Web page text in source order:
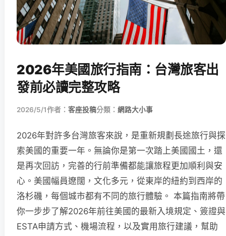
2026年美國旅行指南：台灣旅客出
發前必讀完整攻略
2026/5/1作者： 客座投稿分類： 網路大小事
2026年對許多台灣旅客來說，是重新規劃長途旅行與探
索美國的重要一年。無論你是第一次踏上美國國土，還
是再次回訪，完善的行前準備都能讓旅程更加順利與安
心。美國幅員遼闊，文化多元，從東岸的紐約到西岸的
洛杉磯，每個城市都有不同的旅行體驗。 本篇指南將帶
你一步步了解2026年前往美國的最新入境規定、簽證與
ESTA申請方式、機場流程，以及實用旅行建議，幫助